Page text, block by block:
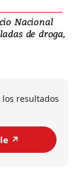
Nacional
de droga,
resultados
↗️